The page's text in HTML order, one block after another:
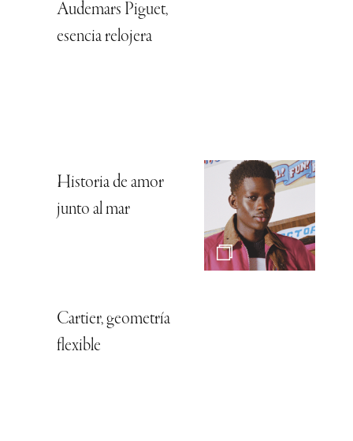
Audemars Piguet,
esencia relojera
Historia de amor
junto al mar
Cartier, geometría
flexible